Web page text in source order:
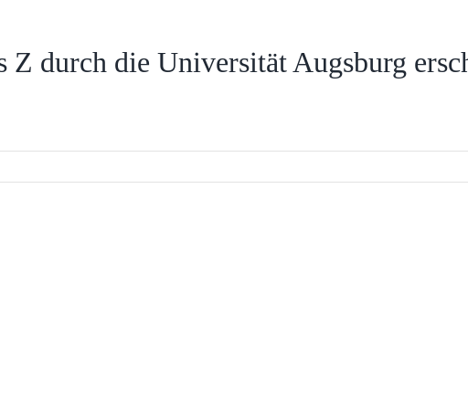
Z durch die Universität Augsburg